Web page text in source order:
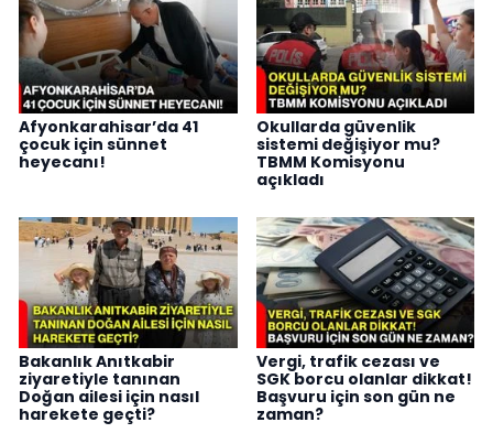
Afyonkarahisar’da 41
çocuk için sünnet
heyecanı!
Okullarda güvenlik
sistemi değişiyor mu?
TBMM Komisyonu
açıkladı
Bakanlık Anıtkabir
ziyaretiyle tanınan
Doğan ailesi için nasıl
harekete geçti?
Vergi, trafik cezası ve
SGK borcu olanlar dikkat!
Başvuru için son gün ne
zaman?